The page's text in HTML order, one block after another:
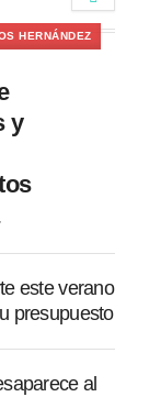
HERNÁNDEZ
y
este verano
presupuesto
al